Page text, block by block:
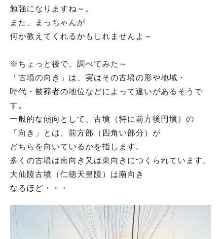
勉強になりますね～。
また、まっちゃんが
何か教えてくれるかもしれませんよ～
※ちょっと後で、調べてみた～
「古墳の向き」は、実はその古墳の形や地域・
時代・被葬者の地位などによって違いがあるそうで
す。
一般的な傾向として、古墳（特に前方後円墳）の
「向き」とは、前方部（四角い部分）が
どちらを向いているかを指します。
多くの古墳は南向き又は東向きにつくられています。
大仙陵古墳（仁徳天皇陵）は南向き
なるほど・・・